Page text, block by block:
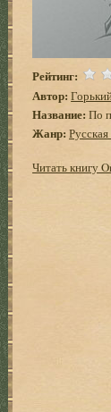
Рейтинг:
Автор:
Название: По
Жанр:
Читать книгу